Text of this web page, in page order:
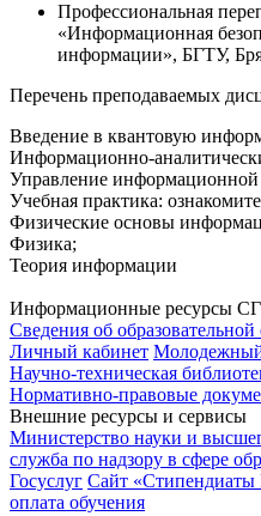
Профессиональная
«Информационная
информации», БГТУ,
Перечень преподаваемых
Введение в квантовую
Информационно-
Управление информационной
Учебная практика:
Физические основы
Физика;
Теория информации
Информационные ресурсы
Сведения об образовательной
Личный кабинет
Научно-техническая
Нормативно-правовые
Внешние ресурсы и сервисы
Министерство науки и
служба по надзору в сфере
Госуслуг Сайт «Стипендиаты
оплата обучения